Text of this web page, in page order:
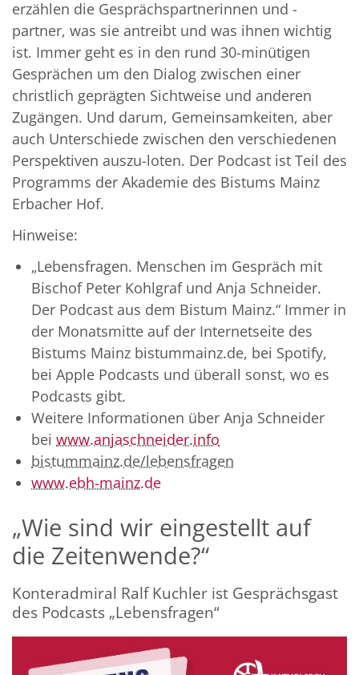
erzählen die Gesprächspartnerinnen und -
partner, was sie antreibt und was ihnen wichtig
ist. Immer geht es in den rund 30-minütigen
Gesprächen um den Dialog zwischen einer
christlich geprägten Sichtweise und anderen
Zugängen. Und darum, Gemeinsamkeiten, aber
auch Unterschiede zwischen den verschiedenen
Perspektiven auszu-loten. Der Podcast ist Teil des
Programms der Akademie des Bistums Mainz
Erbacher Hof.
Hinweise:
„Lebensfragen. Menschen im Gespräch mit
Bischof Peter Kohlgraf und Anja Schneider.
Der Podcast aus dem Bistum Mainz.“ Immer in
der Monatsmitte auf der Internetseite des
Bistums Mainz bistummainz.de, bei Spotify,
bei Apple Podcasts und überall sonst, wo es
Podcasts gibt.
Weitere Informationen über Anja Schneider
bei www.anjaschneider.info
bistummainz.de/lebensfragen
www.ebh-mainz.de
„Wie sind wir eingestellt auf
die Zeitenwende?“
Konteradmiral Ralf Kuchler ist Gesprächsgast
des Podcasts „Lebensfragen“